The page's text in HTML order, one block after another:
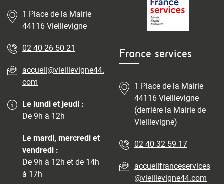
1 Place de la Mairie
44116 Vieillevigne
02 40 26 50 21
accueil@vieillevigne44.
com
Le lundi et jeudi :
De 9h à 12h
Le mardi, mercredi et
vendredi :
De 9h à 12h et de 14h
à 17h
France services
1 Place de la Mairie
44116 Vieillevigne
(derrière la Mairie de
Vieillevigne)
02 40 32 59 17
accueilfranceservices
@vieillevigne44.com